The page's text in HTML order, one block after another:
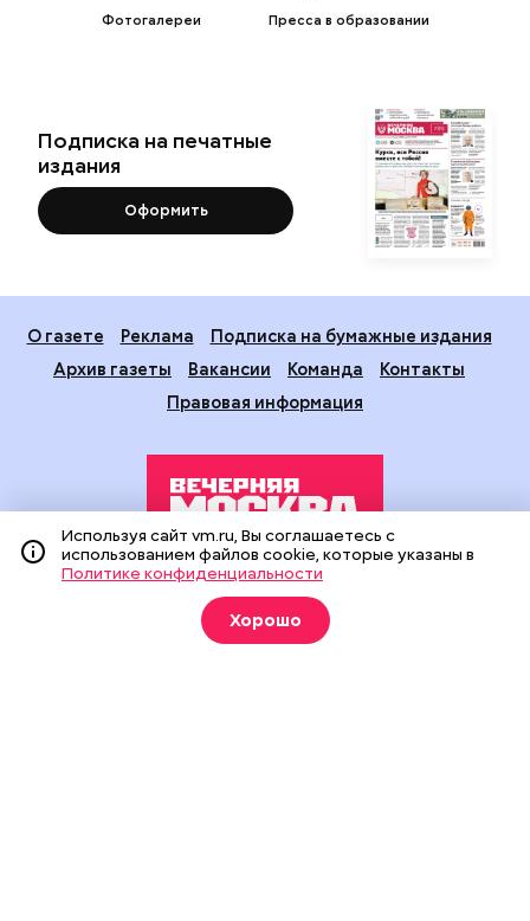
Фотогалереи
Пресса в образовании
Подписка на печатные
издания
Оформить
О газете Реклама
Подписка на бумажные издания
Архив газеты
Вакансии Команда
Контакты
Правовая информация
Издание создано при финансовой поддержке Департамента
средств массовой информации и рекламы города Москвы.
На сайте применяются рекомендательные технологии
(информационные технологии предоставления информации
Используя сайт vm.ru, Вы соглашаетесь с
использованием файлов cookie, которые указаны в
Политике конфиденциальности
Хорошо